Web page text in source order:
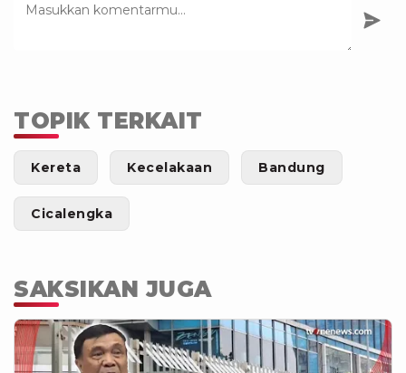
TOPIK TERKAIT
Kereta Kecelakaan Bandung
Cicalengka
SAKSIKAN JUGA